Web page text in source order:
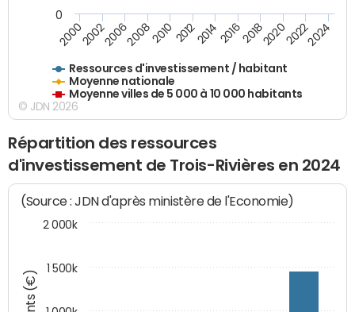
Ressources d'investissement / habitant
Moyenne nationale
Moyenne villes de 5 000 à 10 000 habitants
20002002200620082010 2012201420162018202020222024
0
© JDN 2026
Répartition des ressources
d'investissement de Trois-Rivières en 2024
(Source : JDN d'après ministère de l'Economie)
1 500k
2 000k